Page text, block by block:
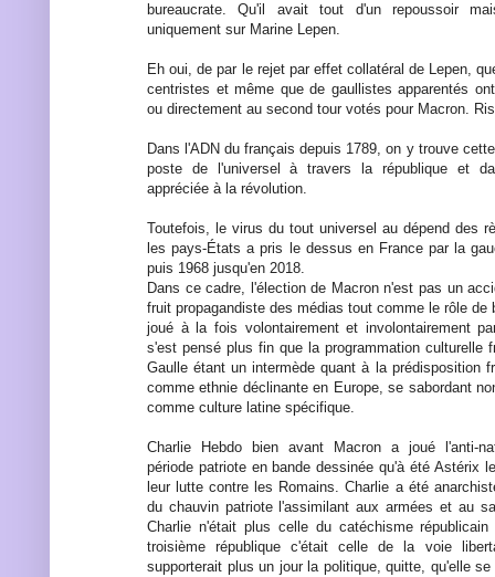
bureaucrate. Qu'il avait tout d'un repoussoir
uniquement sur Marine Lepen.
Eh oui, de par le rejet par effet collatéral de Lepen,
centristes et même que de gaullistes apparentés
ou directement au second tour votés pour Macron.
Dans l'ADN du français depuis 1789, on y trouve
poste de l'universel à travers la république et
appréciée à la révolution.
Toutefois, le virus du tout universel au dépend des
les pays-États a pris le dessus en France par la
puis 1968 jusqu'en 2018.
Dans ce cadre, l'élection de Macron n'est pas un
fruit propagandiste des médias tout comme le rôle de
joué à la fois volontairement et involontairement
s'est pensé plus fin que la programmation culturelle
Gaulle étant un intermède quant à la prédisposition
comme ethnie déclinante en Europe, se sabordant
comme culture latine spécifique.
Charlie Hebdo bien avant Macron a joué l'anti-
période patriote en bande dessinée qu'à été Astérix
leur lutte contre les Romains. Charlie a été
du chauvin patriote l'assimilant aux armées et au
Charlie n'était plus celle du catéchisme
troisième république c'était celle de la voie
supporterait plus un jour la politique, quitte, qu'elle